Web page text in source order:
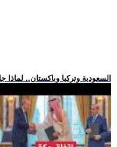
.. السعودية وتركيا وباكستان..